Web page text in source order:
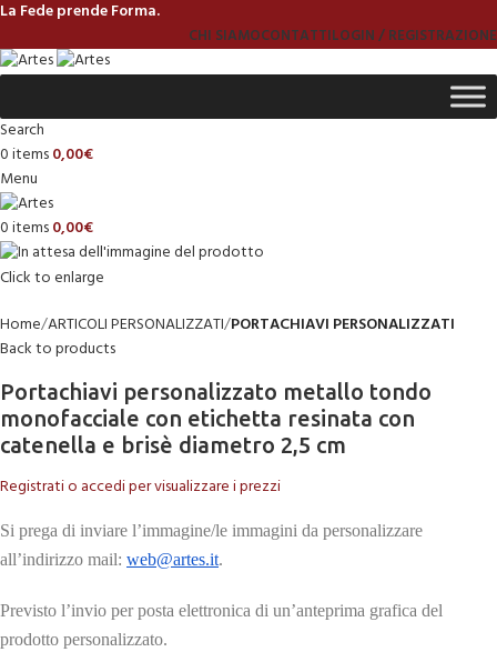
La Fede prende Forma.
CHI SIAMOCONTATTILOGIN / REGISTRAZIONE
Search
0items0,00€
Menu
0items0,00€
Click to enlarge
Home ARTICOLI PERSONALIZZATI PORTACHIAVI PERSONALIZZATI
Back to products
Portachiavi personalizzato metallo tondo
monofacciale con etichetta resinata con
catenella e brisè diametro 2,5 cm
Registrati o accedi per visualizzare i prezzi
Si prega di inviare l’immagine/le immagini da personalizzare
all’indirizzo mail: web@artes.it.
Previsto l’invio per posta elettronica di un’anteprima grafica del
prodotto personalizzato.